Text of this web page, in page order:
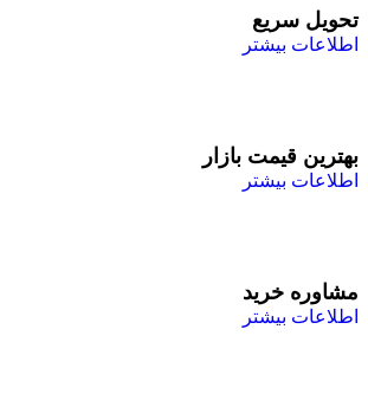
تحویل سریع
اطلاعات بیشتر
بهترین قیمت بازار
اطلاعات بیشتر
مشاوره خرید
اطلاعات بیشتر